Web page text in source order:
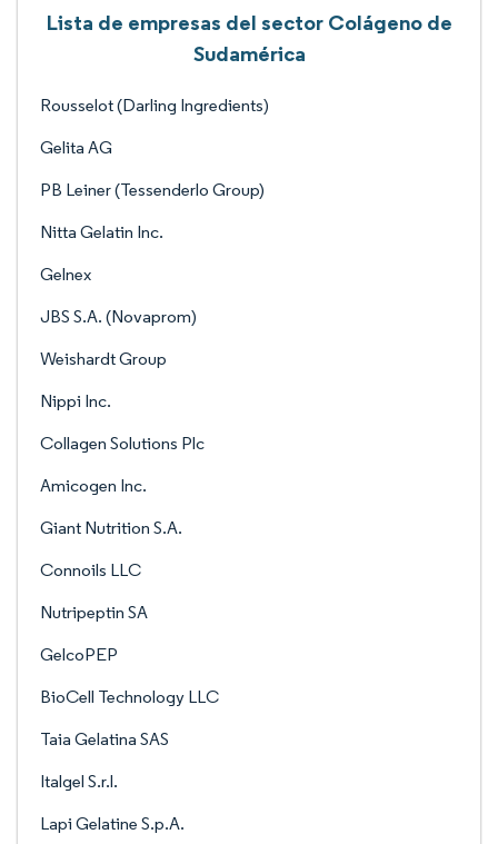
Lista de empresas del sector Colágeno de
Sudamérica
Rousselot (Darling Ingredients)
Gelita AG
PB Leiner (Tessenderlo Group)
Nitta Gelatin Inc.
Gelnex
JBS S.A. (Novaprom)
Weishardt Group
Nippi Inc.
Collagen Solutions Plc
Amicogen Inc.
Giant Nutrition S.A.
Connoils LLC
Nutripeptin SA
GelcoPEP
BioCell Technology LLC
Taia Gelatina SAS
Italgel S.r.l.
Lapi Gelatine S.p.A.